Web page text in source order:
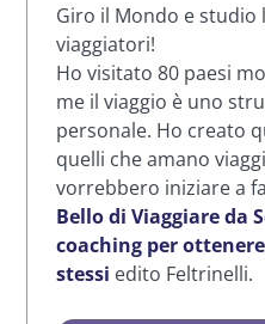
Giro il Mondo e studio
viaggiatori!
Ho visitato 80 paesi
me il viaggio è uno
personale. Ho creato
quelli che amano
vorrebbero iniziare a
Bello di Viaggiare da
coaching per
stessi edito Feltrinelli.